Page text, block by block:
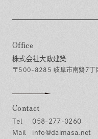
Office
株式会社大政建築
〒500-8285 岐阜市南鶉7丁
Contact
058-277-0260
info@daimasa.net